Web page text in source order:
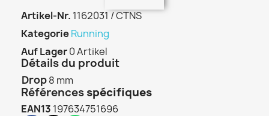
Artikel-Nr. 1162031 / CTNS
KategorieRunning
Auf Lager0 Artikel
Détails du produit
Drop8 mm
Références spécifiques
EAN13 197634751696